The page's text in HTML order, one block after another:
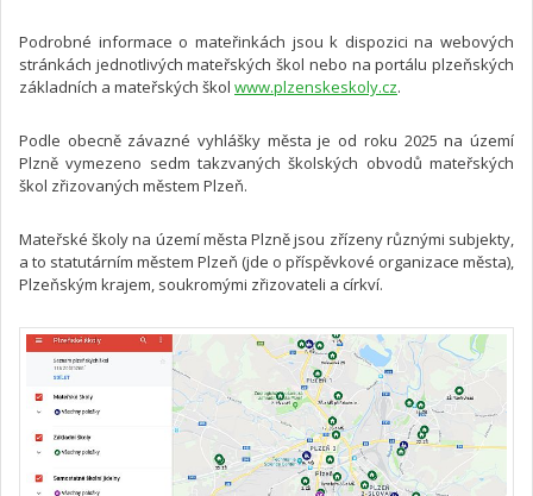
Podrobné informace o mateřinkách jsou k dispozici na webových
stránkách jednotlivých mateřských škol nebo na portálu plzeňských
základních a mateřských škol www.plzenskeskoly.cz.
Podle obecně závazné vyhlášky města je od roku 2025 na území
Plzně vymezeno sedm takzvaných školských obvodů mateřských
škol zřizovaných městem Plzeň.
Mateřské školy na území města Plzně jsou zřízeny různými subjekty,
a to statutárním městem Plzeň (jde o příspěvkové organizace města),
Plzeňským krajem, soukromými zřizovateli a církví.